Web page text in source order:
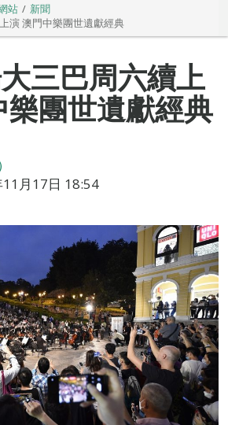
站
新聞
演 澳門中樂團世遺獻經典
三巴周六續上
團世遺獻經典
月17日 18:54